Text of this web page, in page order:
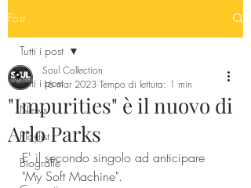
Post
Tutti i post
News
Playlist
Biografie
Tutti i post
"Impurities" è il nuovo di
Arlo Parks
Soul Collection
16 mar 2023 Tempo di lettura: 1 min
E' il secondo singolo ad anticipare
"My Soft Machine".